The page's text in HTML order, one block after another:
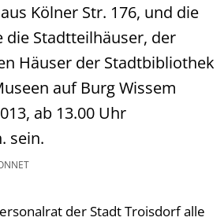
Kölner Str. 176, und die
die Stadtteilhäuser, der
Häuser der Stadtbibliothek
auf Burg Wissem
ab 13.00 Uhr
sein.
der Stadt Troisdorf alle